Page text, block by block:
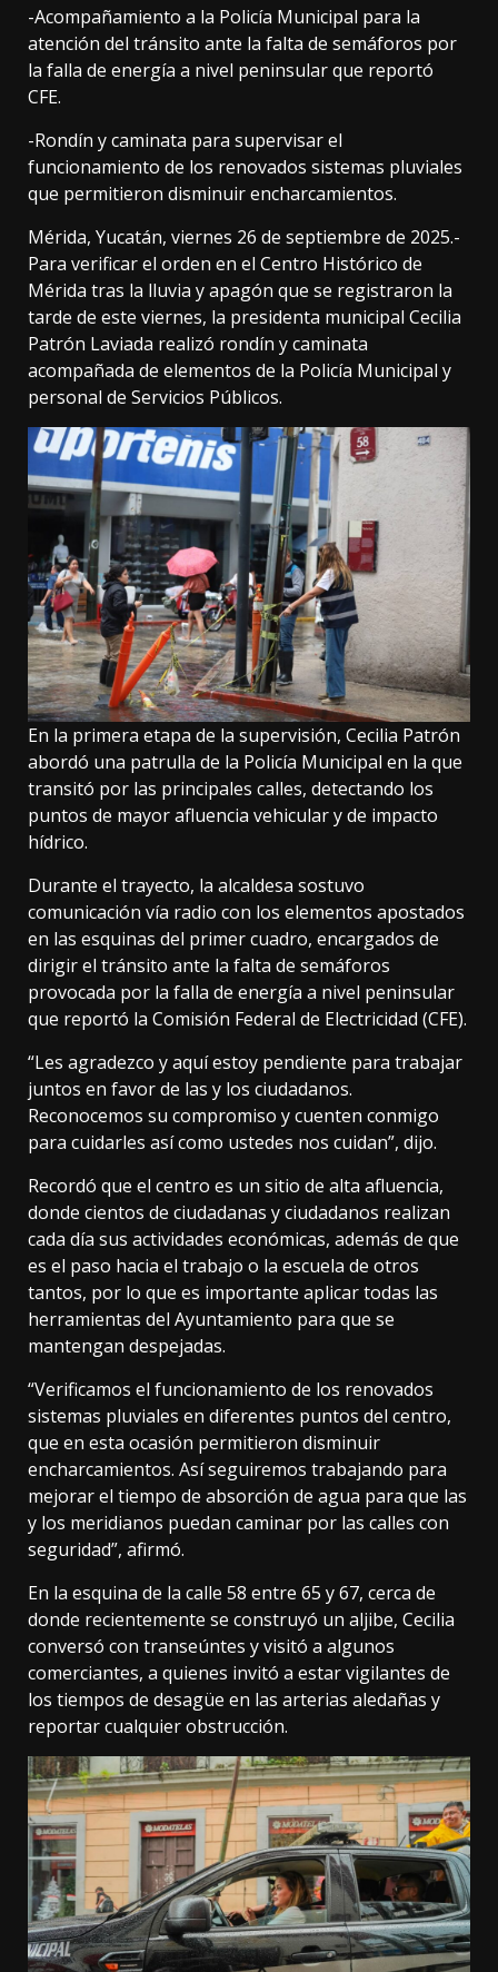
-Acompañamiento a la Policía Municipal para la
atención del tránsito ante la falta de semáforos por
la falla de energía a nivel peninsular que reportó
CFE.
-Rondín y caminata para supervisar el
funcionamiento de los renovados sistemas pluviales
que permitieron disminuir encharcamientos.
Mérida, Yucatán, viernes 26 de septiembre de 2025.-
Para verificar el orden en el Centro Histórico de
Mérida tras la lluvia y apagón que se registraron la
tarde de este viernes, la presidenta municipal Cecilia
Patrón Laviada realizó rondín y caminata
acompañada de elementos de la Policía Municipal y
personal de Servicios Públicos.
En la primera etapa de la supervisión, Cecilia Patrón
abordó una patrulla de la Policía Municipal en la que
transitó por las principales calles, detectando los
puntos de mayor afluencia vehicular y de impacto
hídrico.
Durante el trayecto, la alcaldesa sostuvo
comunicación vía radio con los elementos apostados
en las esquinas del primer cuadro, encargados de
dirigir el tránsito ante la falta de semáforos
provocada por la falla de energía a nivel peninsular
que reportó la Comisión Federal de Electricidad (CFE).
“Les agradezco y aquí estoy pendiente para trabajar
juntos en favor de las y los ciudadanos.
Reconocemos su compromiso y cuenten conmigo
para cuidarles así como ustedes nos cuidan”, dijo.
Recordó que el centro es un sitio de alta afluencia,
donde cientos de ciudadanas y ciudadanos realizan
cada día sus actividades económicas, además de que
es el paso hacia el trabajo o la escuela de otros
tantos, por lo que es importante aplicar todas las
herramientas del Ayuntamiento para que se
mantengan despejadas.
“Verificamos el funcionamiento de los renovados
sistemas pluviales en diferentes puntos del centro,
que en esta ocasión permitieron disminuir
encharcamientos. Así seguiremos trabajando para
mejorar el tiempo de absorción de agua para que las
y los meridianos puedan caminar por las calles con
seguridad”, afirmó.
En la esquina de la calle 58 entre 65 y 67, cerca de
donde recientemente se construyó un aljibe, Cecilia
conversó con transeúntes y visitó a algunos
comerciantes, a quienes invitó a estar vigilantes de
los tiempos de desagüe en las arterias aledañas y
reportar cualquier obstrucción.